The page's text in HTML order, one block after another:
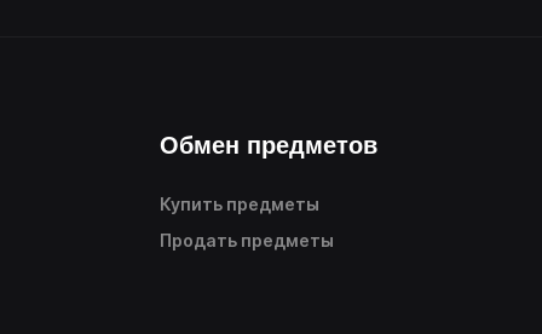
Обмен предметов
Купить предметы
Продать предметы